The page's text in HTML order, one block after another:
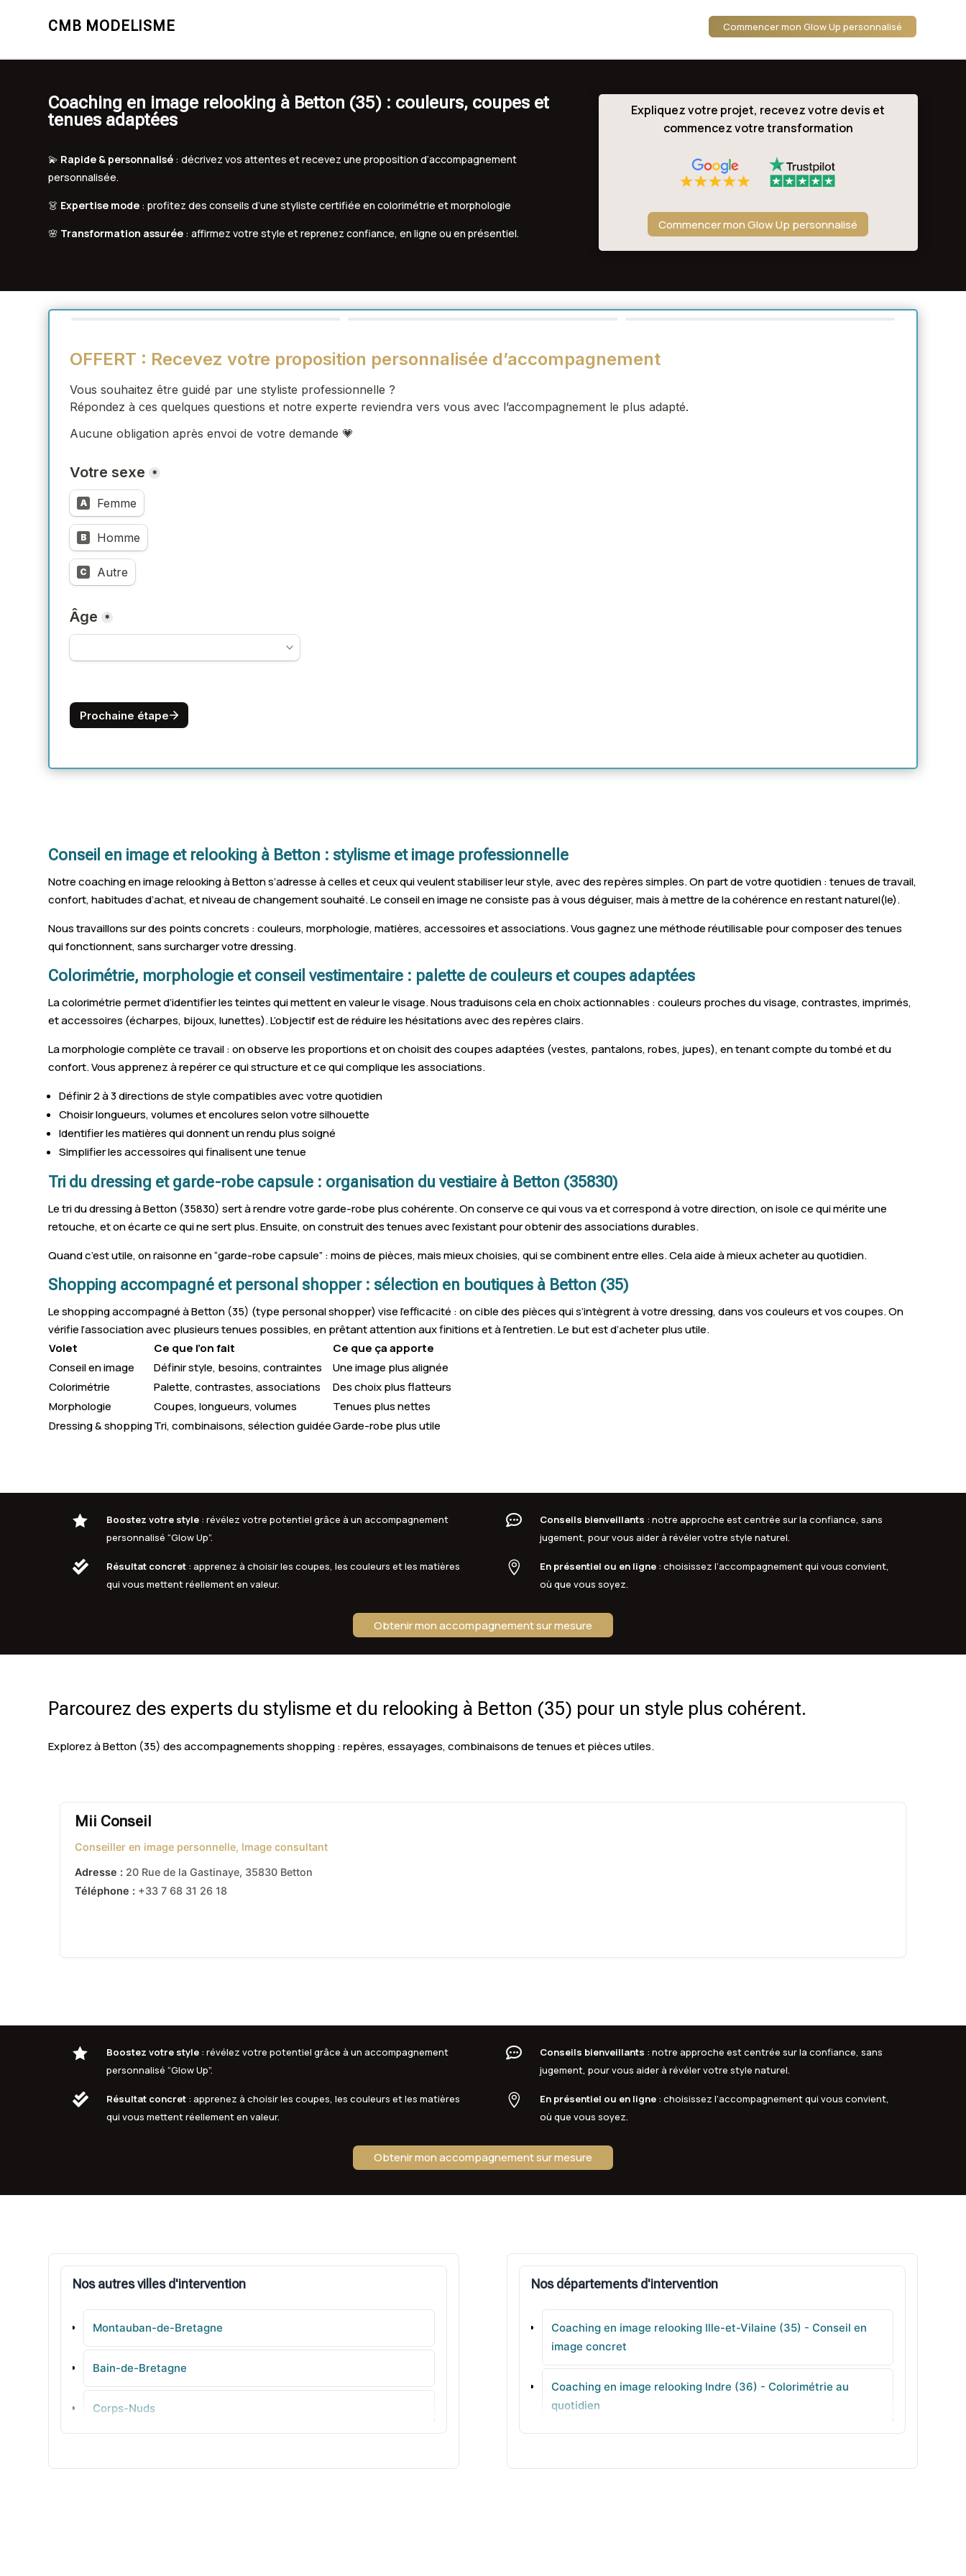
CMB MODELISME Commencer mon Glow Up personnalisé
Coaching en image relooking à Betton (35) : couleurs, coupes et
tenues adaptées
💫 Rapide & personnalisé : décrivez vos attentes et recevez une proposition d’accompagnement
personnalisée.
👗 Expertise mode : profitez des conseils d’une styliste certifiée en colorimétrie et morphologie
🌸 Transformation assurée : affirmez votre style et reprenez confiance, en ligne ou en présentiel.
Expliquez votre projet, recevez votre devis et
commencez votre transformation
Commencer mon Glow Up personnalisé
Conseil en image et relooking à Betton : stylisme et image professionnelle
Notre coaching en image relooking à Betton s’adresse à celles et ceux qui veulent stabiliser leur style, avec des repères simples. On part de votre quotidien : tenues de travail,
confort, habitudes d’achat, et niveau de changement souhaité. Le conseil en image ne consiste pas à vous déguiser, mais à mettre de la cohérence en restant naturel(le).
Nous travaillons sur des points concrets : couleurs, morphologie, matières, accessoires et associations. Vous gagnez une méthode réutilisable pour composer des tenues
qui fonctionnent, sans surcharger votre dressing.
Colorimétrie, morphologie et conseil vestimentaire : palette de couleurs et coupes adaptées
La colorimétrie permet d’identifier les teintes qui mettent en valeur le visage. Nous traduisons cela en choix actionnables : couleurs proches du visage, contrastes, imprimés,
et accessoires (écharpes, bijoux, lunettes). L’objectif est de réduire les hésitations avec des repères clairs.
La morphologie complète ce travail : on observe les proportions et on choisit des coupes adaptées (vestes, pantalons, robes, jupes), en tenant compte du tombé et du
confort. Vous apprenez à repérer ce qui structure et ce qui complique les associations.
Définir 2 à 3 directions de style compatibles avec votre quotidien
Choisir longueurs, volumes et encolures selon votre silhouette
Identifier les matières qui donnent un rendu plus soigné
Simplifier les accessoires qui finalisent une tenue
Tri du dressing et garde-robe capsule : organisation du vestiaire à Betton (35830)
Le tri du dressing à Betton (35830) sert à rendre votre garde-robe plus cohérente. On conserve ce qui vous va et correspond à votre direction, on isole ce qui mérite une
retouche, et on écarte ce qui ne sert plus. Ensuite, on construit des tenues avec l’existant pour obtenir des associations durables.
Quand c’est utile, on raisonne en “garde-robe capsule” : moins de pièces, mais mieux choisies, qui se combinent entre elles. Cela aide à mieux acheter au quotidien.
Shopping accompagné et personal shopper : sélection en boutiques à Betton (35)
Le shopping accompagné à Betton (35) (type personal shopper) vise l’efficacité : on cible des pièces qui s’intègrent à votre dressing, dans vos couleurs et vos coupes. On
vérifie l’association avec plusieurs tenues possibles, en prêtant attention aux finitions et à l’entretien. Le but est d’acheter plus utile.
Volet
Ce que l’on fait
Ce que ça apporte
Conseil en image
Définir style, besoins, contraintes
Une image plus alignée
Colorimétrie
Palette, contrastes, associations
Des choix plus flatteurs
Morphologie
Coupes, longueurs, volumes
Tenues plus nettes
Dressing & shoppingTri, combinaisons, sélection guidéeGarde-robe plus utile
 Boostez votre style : révélez votre potentiel grâce à un accompagnement
personnalisé “Glow Up”.
 Conseils bienveillants : notre approche est centrée sur la confiance, sans
jugement, pour vous aider à révéler votre style naturel.
 Résultat concret : apprenez à choisir les coupes, les couleurs et les matières
qui vous mettent réellement en valeur.
 En présentiel ou en ligne: choisissez l’accompagnement qui vous convient,
où que vous soyez.
Obtenir mon accompagnement sur mesure
Parcourez des experts du stylisme et du relooking à Betton (35) pour un style plus cohérent.
Explorez à Betton (35) des accompagnements shopping : repères, essayages, combinaisons de tenues et pièces utiles.
Mii Conseil
Conseiller en image personnelle, Image consultant
Adresse : 20 Rue de la Gastinaye, 35830 Betton
Téléphone : +33 7 68 31 26 18
 Boostez votre style : révélez votre potentiel grâce à un accompagnement
personnalisé “Glow Up”.
 Conseils bienveillants : notre approche est centrée sur la confiance, sans
jugement, pour vous aider à révéler votre style naturel.
 Résultat concret : apprenez à choisir les coupes, les couleurs et les matières
qui vous mettent réellement en valeur.
 En présentiel ou en ligne: choisissez l’accompagnement qui vous convient,
où que vous soyez.
Obtenir mon accompagnement sur mesure
Nos autres villes d'intervention
Montauban-de-Bretagne
Bain-de-Bretagne
Corps-Nuds
Nos départements d'intervention
Coaching en image relooking Ille-et-Vilaine (35) - Conseil en
image concret
Coaching en image relooking Indre (36) - Colorimétrie au
quotidien